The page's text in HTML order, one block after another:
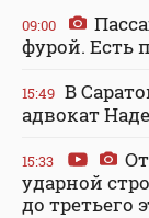
09:00
фурой. Есть
15:49 В
адвокат
15:33
ударной
до третьего